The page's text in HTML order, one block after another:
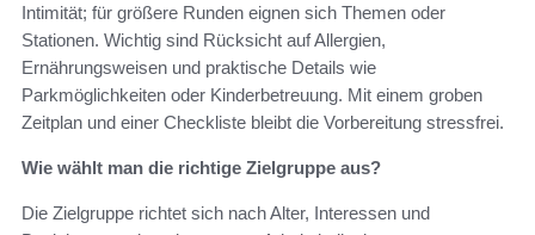
Intimität; für größere Runden eignen sich Themen oder
Stationen. Wichtig sind Rücksicht auf Allergien,
Ernährungsweisen und praktische Details wie
Parkmöglichkeiten oder Kinderbetreuung. Mit einem groben
Zeitplan und einer Checkliste bleibt die Vorbereitung stressfrei.
Wie wählt man die richtige Zielgruppe aus?
Die Zielgruppe richtet sich nach Alter, Interessen und